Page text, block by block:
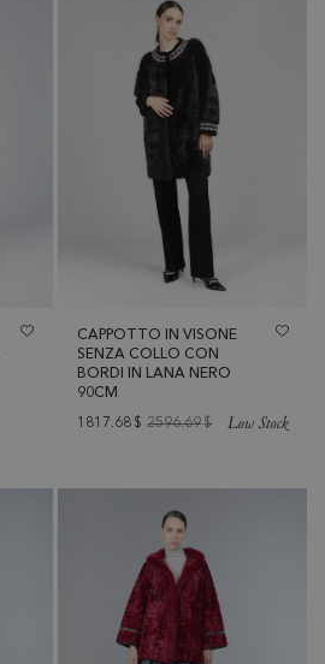
CAPPOTTO IN VISONE
SENZA COLLO CON
BORDI IN LANA NERO
90CM
1817.68 $ 2596.69$ Low Stock